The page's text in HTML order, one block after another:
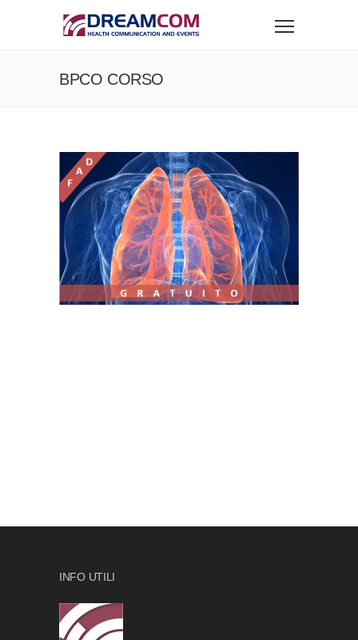
BPCO CORSO
INFO UTILI